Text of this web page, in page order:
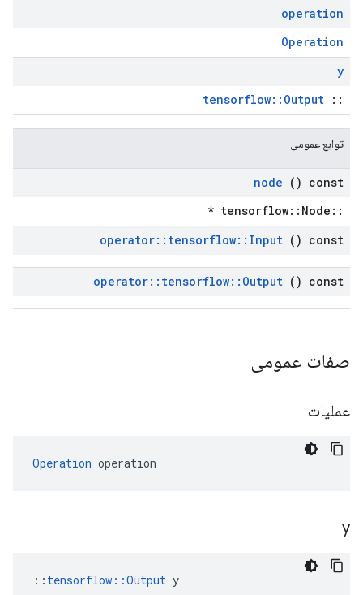
operation
Operation
y
::
tensorflow::Output
توابع عمومی
node () const
::tensorflow::Node *
operator:: tensorflow:: Input () const
operator:: tensorflow:: Output () const
صفات عمومی
عملیات
Operation operation
y
:: tensorflow::Output y